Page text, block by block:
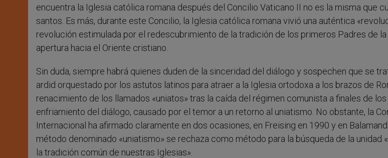
encuentra la Iglesia católica romana después del Concilio Vaticano II no es la misma que
santos. Es más, durante este Concilio, la Iglesia católica romana vivió una auténtica
revolución estimulada por el redescubrimiento de la tradición de los primeros Padres de la
apertura hacia el Oriente cristiano.
Sin duda, siempre habrá quienes duden de la sinceridad del diálogo y sospechen que se
ardid orquestado por los astutos latinos para atraer a la Iglesia ortodoxa a los brazos de
renacimiento de los llamados «uniatos» tras la caída del régimen comunista a finales de
enfriamiento del diálogo, causado por el temor a un retorno al uniatismo. No obstante, la
Internacional ha afirmado claramente en dos ocasiones, en Freising en 1990 y en Balamand
método denominado «uniatismo» se rechaza como método para la búsqueda de la unidad
la tradición común de nuestras Iglesias».